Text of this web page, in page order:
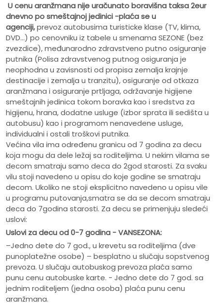
U cenu aranžmana nije uračunatoboravišna taksa 2eur
dnevno po smeštajnoj jedinici -plaća se u
agenciji,prevoz autobusima turisticke klase (TV, klima,
DVD...) po cenovniku iz tabele u smenama SEZONE (bez
zvezdice), međunarodno zdravstveno putno osiguranje
putnika (Polisa zdravstvenog putnog osiguranja je
neophodna u zavisnosti od propisa zemalja krajnje
destinacije i zemalja u tranzitu), osiguranje od otkaza
aranžmana i osiguranje prtljaga, održavanje higijene
smeštajnih jedinica tokom boravka kao i sredstva za
higijenu, hrana, dodatne usluge (izbor sprata ili sedišta u
autobusu) kao i programom nenavedene usluge,
individualni i ostali troškovi putnika.
Većina vila ima određenu granicu od 7 godina za decu
koja mogu da dele ležaj sa roditeljima. U nekim vilama se
decom smatraju samo deca do 2god starosti. Za svaku
vilu stoji navedeno u opisu do koje godine se smatraju
decom. Ukoliko ne stoji eksplicitno navedeno u opisu vile
u programu putovanja,smatra se da se decom smatraju
deca do 7godina starosti. Za decu se primenjuju sledeći
uslovi:
Uslovi za decu od 0-7 godina - VANSEZONA:
–Jedno dete do 7 god., u krevetu sa roditeljima (dve
punoplatežne osobe) – besplatno u slučaju sopstvenog
prevoza. U slučaju autobuskog prevoza plaća samo
punu cenu autobuske karte. - Jedno dete do 7 god. sa
jednim roditeljem (jedna osoba) plaća punu cenu
aranžmana.